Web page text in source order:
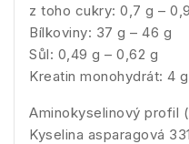
z toho cukry: 0,7 g –
Bílkoviny: 37 g – 46 g
Sůl: 0,49 g – 0,62 g
Kreatin monohydrát: 4
Aminokyselinový profil
Kyselina asparagová